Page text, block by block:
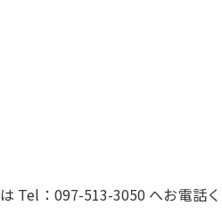
Tel：097-513-3050 へお電話く